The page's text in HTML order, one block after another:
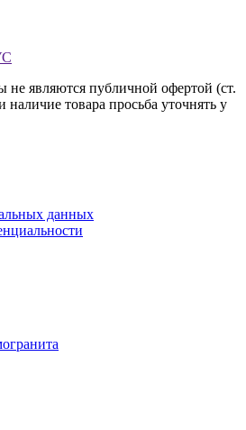
не являются публичной офертой (ст.
товара просьба уточнять у
данных